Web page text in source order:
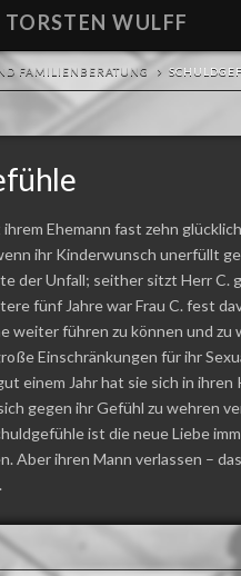
WULFF
FAMILIENBERATUNG
Ehemann fast zehn
ihr Kinderwunsch unerfüllt
der Unfall; seither sitzt Herr C.
fünf Jahre war Frau C. fest
weiter führen zu können und zu
Einschränkungen für ihr
einem Jahr hat sie sich in ihren
gegen ihr Gefühl zu wehren
ist die neue Liebe
Aber ihren Mann verlassen –